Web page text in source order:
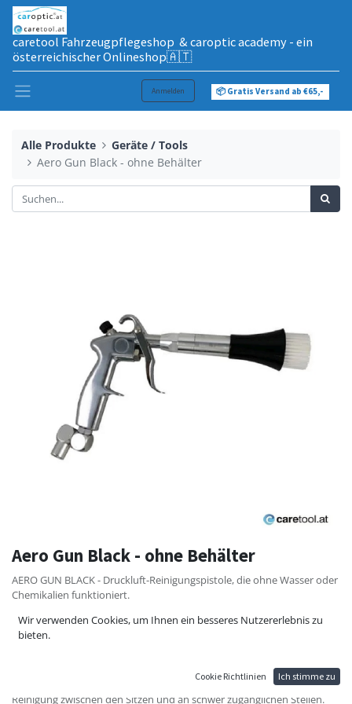
caretool Fahrzeugpflegeshop & caroptic academy - ein
österreichischer Onlineshop🇦🇹
Anmelden 📦 Gratis Versand ab €65,-
Alle Produkte
Geräte / Tools
Aero Gun Black - ohne Behälter
Aero Gun Black - ohne Behälter
AERO GUN BLACK - Druckluft-Reinigungspistole, die ohne Wasser oder
Chemikalien funktioniert.
5 mal leistungsstärker als übliche Reinigungspistolen, weil Luft nach
einem Tornado-Prinzip eingedreht wird.
Armaturenbrett, Lüftungsauslässe, Türverkleidungen, sitzschienen,
Polster, Stoffsitze, Teppiche, Fußmatten sowie zur effektiven
Reinigung zwischen den Sitzen und an schwer zugänglichen Stellen.
Wir verwenden Cookies, um Ihnen ein besseres Nutzererlebnis zu
bieten.
Cookie Richtlinien Ich stimme zu